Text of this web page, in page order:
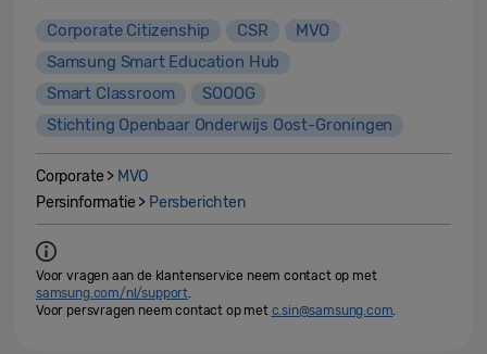
Corporate Citizenship CSR
MVO
Samsung Smart Education Hub
Smart Classroom
SOOOG
Stichting Openbaar Onderwijs Oost-Groningen
Corporate > MVO
Persinformatie > Persberichten
Voor vragen aan de klantenservice neem contact op met
samsung.com/nl/support
Voor persvragen neem contact op met c.sin@samsung.com